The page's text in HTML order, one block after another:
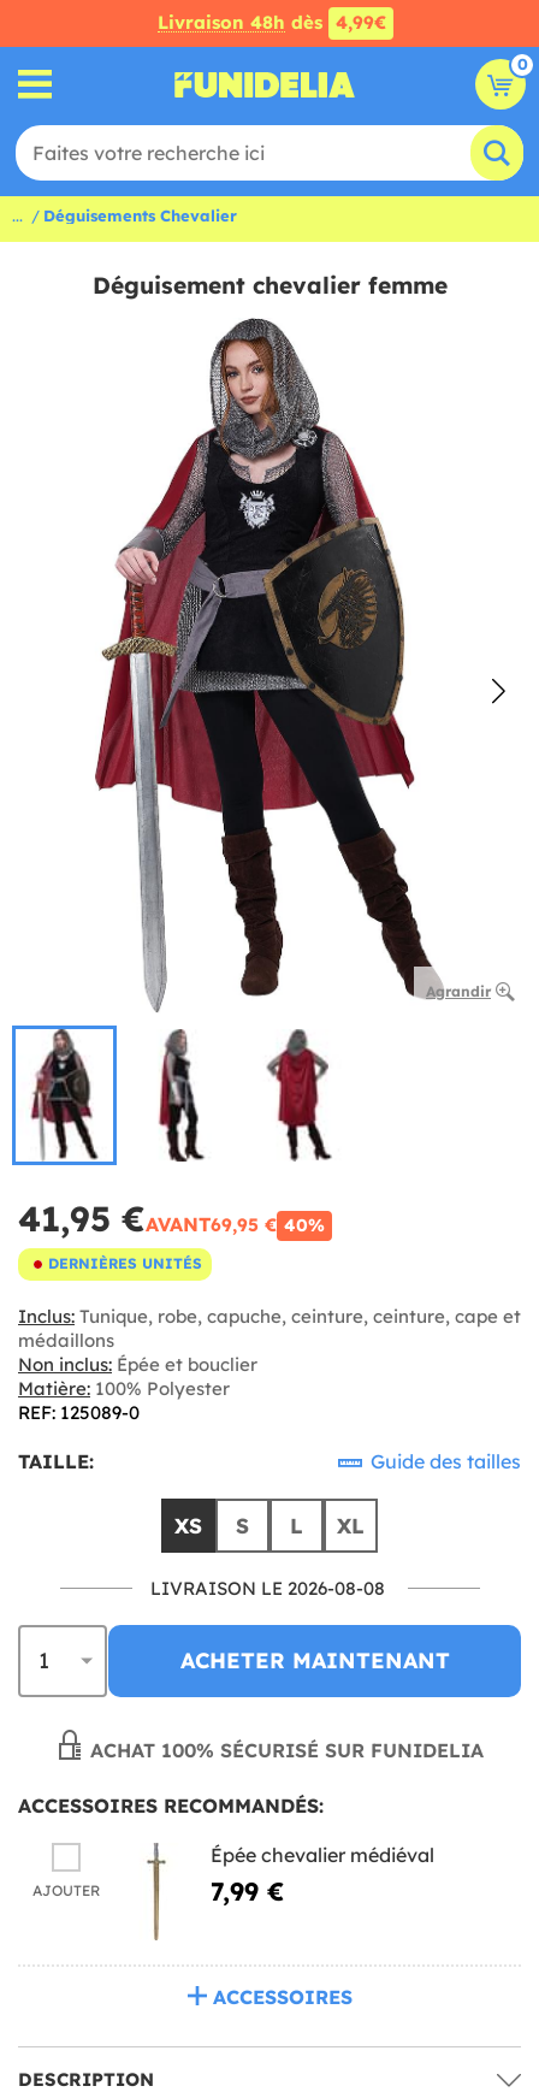
Livraison 48h dès 4,99€
0
... Déguisements Chevalier
Déguisement chevalier femme
Agrandir
41,95 €AVANT69,95 € 40%
DERNIÈRES UNITÉS
Inclus: Tunique, robe, capuche, ceinture, ceinture, cape et
médaillons
Non inclus: Épée et bouclier
Matière: 100% Polyester
REF: 125089-0
TAILLE: Guide des tailles
XS S L XL
LIVRAISON LE 2026-08-08
ACHETER MAINTENANT
ACHAT 100% SÉCURISÉ SUR FUNIDELIA
ACCESSOIRES RECOMMANDÉS:
AJOUTER
Épée chevalier médiéval
7,99 €
ACCESSOIRES
DESCRIPTION